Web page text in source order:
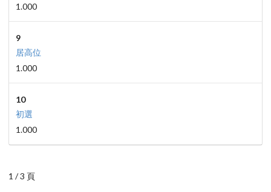
1.000
9
居高位
1.000
10
初選
1.000
1 / 3 頁